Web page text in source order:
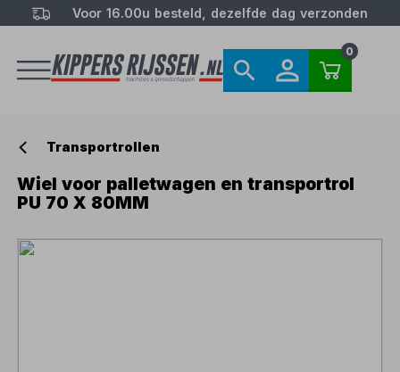
Voor 16.00u besteld, dezelfde dag verzonden
0
Transportrollen
Wiel voor palletwagen en transportrol
PU 70 X 80MM